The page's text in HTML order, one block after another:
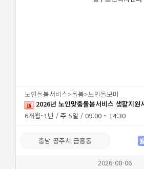
노인돌봄서비스>돌봄>노인돌보미
2026년 노인맞춤돌봄서비스 생활지원
6개월~1년 / 주 5일 / 09:00 ~ 14:30
충남 공주시 금흥동
2026-08-06